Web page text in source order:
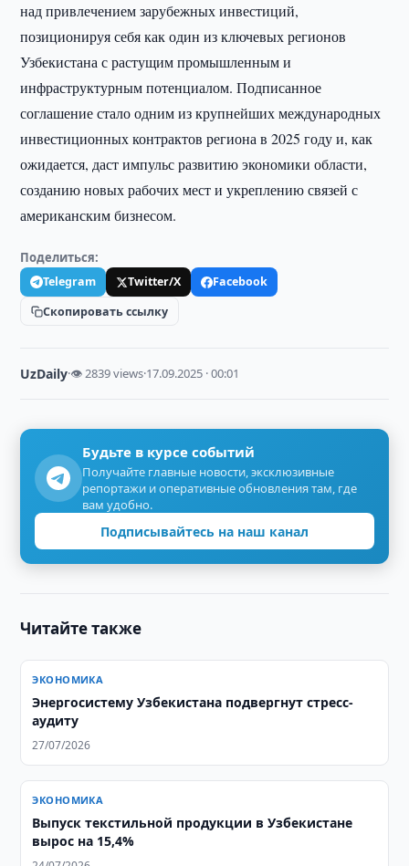
над привлечением зарубежных инвестиций,
позиционируя себя как один из ключевых регионов
Узбекистана с растущим промышленным и
инфраструктурным потенциалом. Подписанное
соглашение стало одним из крупнейших международных
инвестиционных контрактов региона в 2025 году и, как
ожидается, даст импульс развитию экономики области,
созданию новых рабочих мест и укреплению связей с
американским бизнесом.
Поделиться:
Telegram Twitter/X
Facebook
Скопировать ссылку
UzDaily·👁 2839 views·17.09.2025 · 00:01
Будьте в курсе событий
Получайте главные новости, эксклюзивные
репортажи и оперативные обновления там, где
вам удобно.
Подписывайтесь на наш канал
Читайте также
ЭКОНОМИКА
Энергосистему Узбекистана подвергнут стресс-
аудиту
27/07/2026
ЭКОНОМИКА
Выпуск текстильной продукции в Узбекистане
вырос на 15,4%